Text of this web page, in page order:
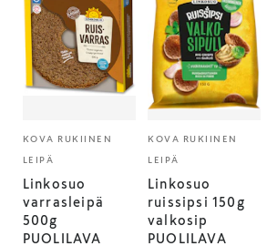
KOVA RUKIINEN
LEIPÄ
Linkosuo
varrasleipä
500g
PUOLILAVA
KOVA RUKIINEN
LEIPÄ
Linkosuo
ruissipsi 150g
valkosip
PUOLILAVA